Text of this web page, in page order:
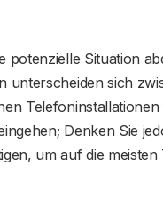
potenzielle Situation
unterscheiden sich
Denken Sie
um auf die meisten